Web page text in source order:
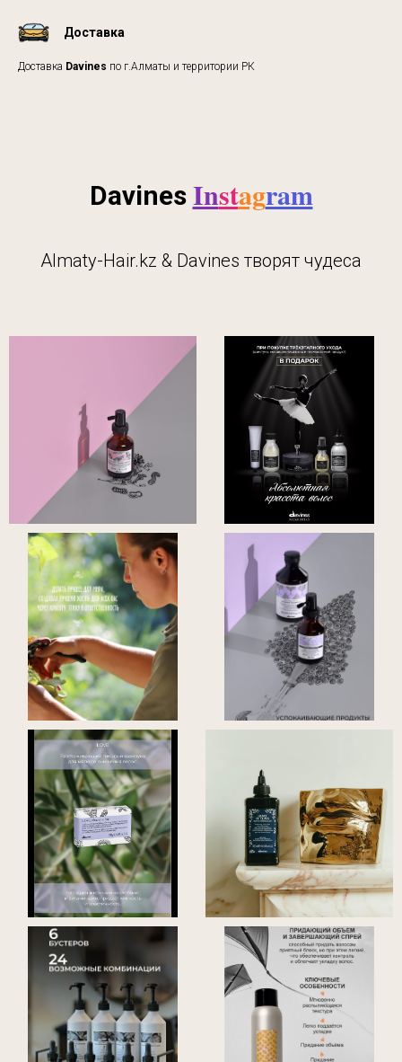
Доставка
Доставка Davines по г.Алматы и территории РК
Davines Instagram
Almaty-Hair.kz & Davines творят чудеса